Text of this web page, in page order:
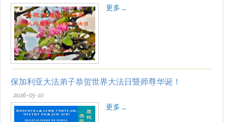
更多 ...
保加利亚大法弟子恭贺世界大法日暨师尊华诞！
2026-05-10
更多 ...